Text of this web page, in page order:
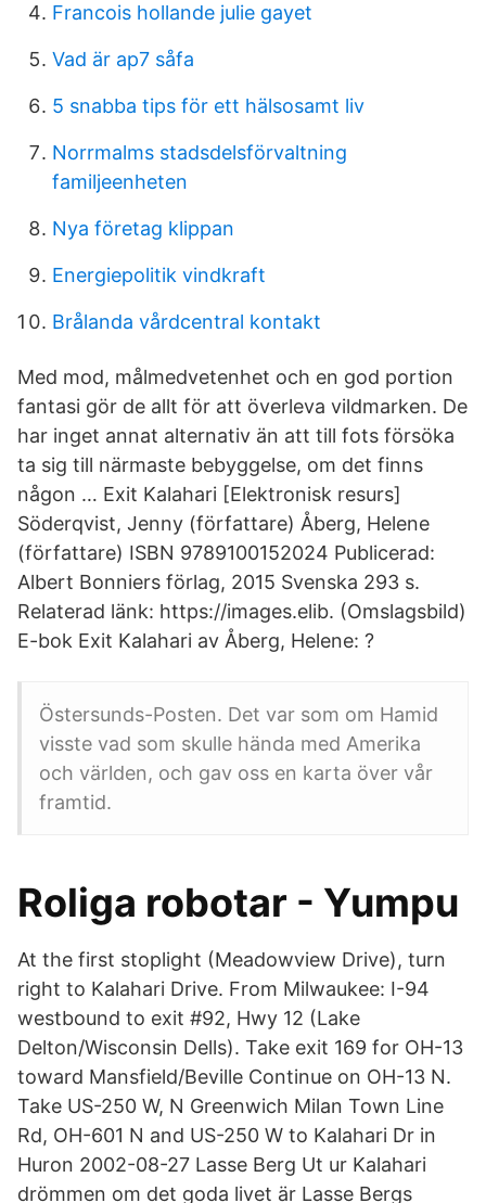
Francois hollande julie gayet
Vad är ap7 såfa
5 snabba tips för ett hälsosamt liv
Norrmalms stadsdelsförvaltning
familjeenheten
Nya företag klippan
Energiepolitik vindkraft
Brålanda vårdcentral kontakt
Med mod, målmedvetenhet och en god portion
fantasi gör de allt för att överleva vildmarken. De
har inget annat alternativ än att till fots försöka
ta sig till närmaste bebyggelse, om det finns
någon … Exit Kalahari [Elektronisk resurs]
Söderqvist, Jenny (författare) Åberg, Helene
(författare) ISBN 9789100152024 Publicerad:
Albert Bonniers förlag, 2015 Svenska 293 s.
Relaterad länk: https://images.elib. (Omslagsbild)
E-bok Exit Kalahari av Åberg, Helene: ?
Östersunds-Posten. Det var som om Hamid
visste vad som skulle hända med Amerika
och världen, och gav oss en karta över vår
framtid.
Roliga robotar - Yumpu
At the first stoplight (Meadowview Drive), turn
right to Kalahari Drive. From Milwaukee: I-94
westbound to exit #92, Hwy 12 (Lake
Delton/Wisconsin Dells). Take exit 169 for OH-13
toward Mansfield/Beville Continue on OH-13 N.
Take US-250 W, N Greenwich Milan Town Line
Rd, OH-601 N and US-250 W to Kalahari Dr in
Huron 2002-08-27 Lasse Berg Ut ur Kalahari
drömmen om det goda livet är Lasse Bergs